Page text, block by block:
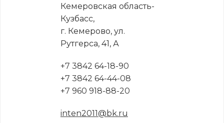
Кемеровская область-
Кузбасс,
г. Кемерово, ул.
Рутгерса, 41, А
+7 3842 64-18-90
+7 3842 64-44-08
+7 960 918-88-20
inten2011@bk.ru